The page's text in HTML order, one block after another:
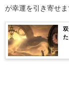
が幸運を引き寄せま
た